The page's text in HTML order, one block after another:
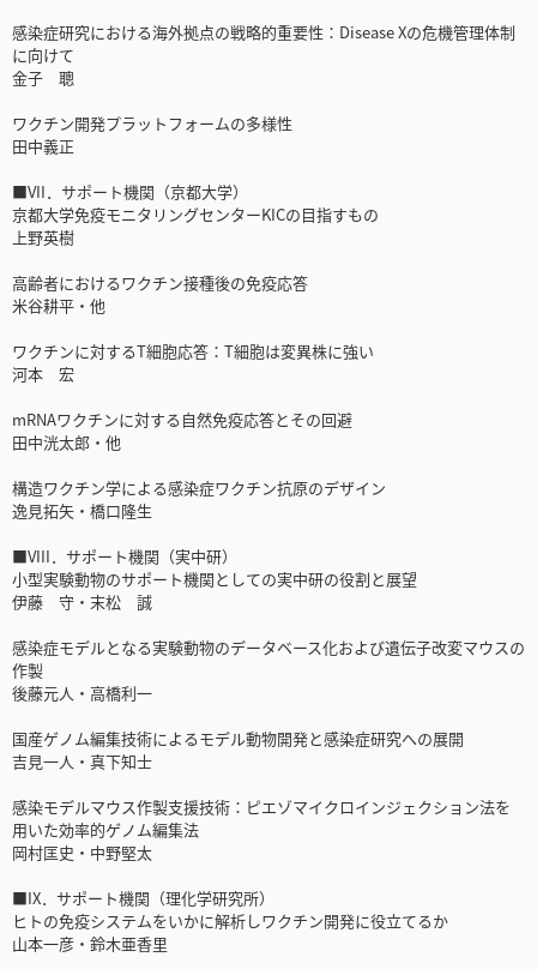
感染症研究における海外拠点の戦略的重要性：Disease Xの危機管理体制
に向けて
金子 聰
ワクチン開発プラットフォームの多様性
田中義正
■VII．サポート機関（京都大学）
京都大学免疫モニタリングセンターKICの目指すもの
上野英樹
高齢者におけるワクチン接種後の免疫応答
米谷耕平・他
ワクチンに対するT細胞応答：T細胞は変異株に強い
河本 宏
mRNAワクチンに対する自然免疫応答とその回避
田中洸太郎・他
構造ワクチン学による感染症ワクチン抗原のデザイン
逸見拓矢・橋口隆生
■VIII．サポート機関（実中研）
小型実験動物のサポート機関としての実中研の役割と展望
伊藤 守・末松 誠
感染症モデルとなる実験動物のデータベース化および遺伝子改変マウスの
作製
後藤元人・高橋利一
国産ゲノム編集技術によるモデル動物開発と感染症研究への展開
吉見一人・真下知士
感染モデルマウス作製支援技術：ピエゾマイクロインジェクション法を
用いた効率的ゲノム編集法
岡村匡史・中野堅太
■IX．サポート機関（理化学研究所）
ヒトの免疫システムをいかに解析しワクチン開発に役立てるか
山本一彦・鈴木亜香里